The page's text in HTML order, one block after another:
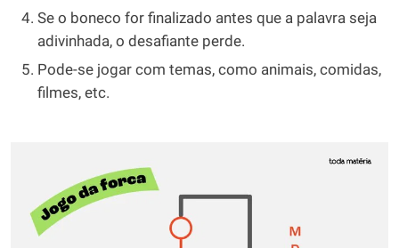
Se o boneco for finalizado antes que a palavra seja
adivinhada, o desafiante perde.
Pode-se jogar com temas, como animais, comidas,
filmes, etc.